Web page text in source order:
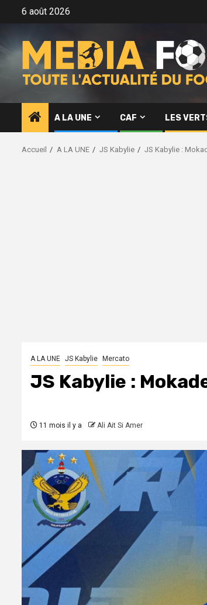
6 août 2026
A LA UNE CAF LES
Accueil A LA UNE JS Kabylie JS Kabylie :
A LA UNE JS Kabylie Mercato
JS Kabylie :
11 mois il y a Ali Ait Si Amer